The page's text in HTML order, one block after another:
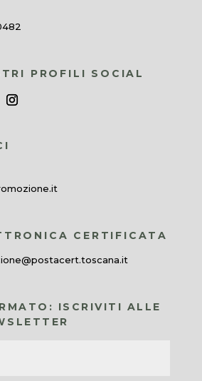
PROFILI SOCIAL
CERTIFICATA
ISCRIVITI ALLE